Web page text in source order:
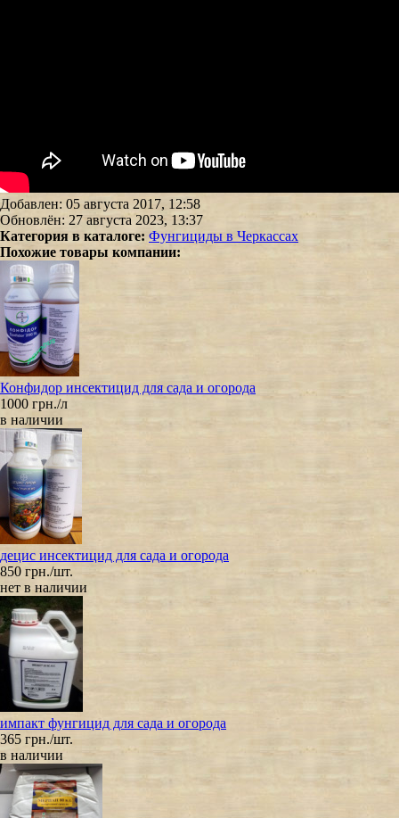
Добавлен: 05 августа 2017, 12:58
Обновлён: 27 августа 2023, 13:37
Категория в каталоге: Фунгициды в Черкассах
Похожие товары компании:
Конфидор инсектицид для сада и огорода
1000 грн./л
в наличии
децис инсектицид для сада и огорода
850 грн./шт.
нет в наличии
импакт фунгицид для сада и огорода
365 грн./шт.
в наличии